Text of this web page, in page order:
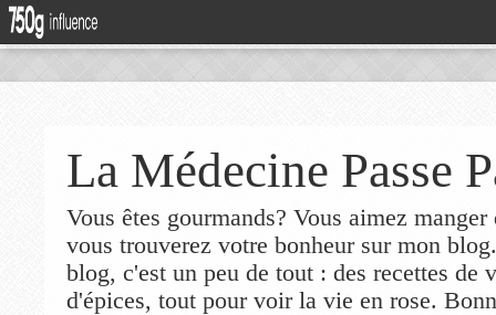
La Médecine Passe
Vous êtes gourmands? Vous aimez
vous trouverez votre bonheur sur mon
blog, c'est un peu de tout : des recettes de
d'épices, tout pour voir la vie en rose.